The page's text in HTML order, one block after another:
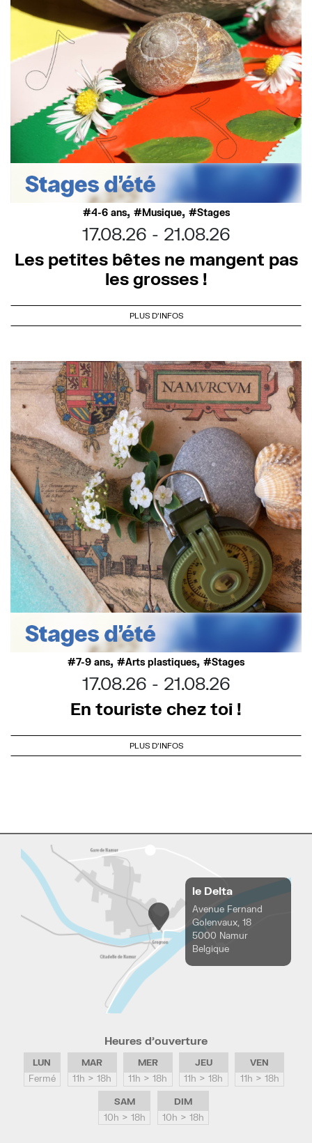
4-6 ans, Musique, Stages
17.08.26
21.08.26
Les petites bêtes ne mangent pas
les grosses !
PLUS D'INFOS
7-9 ans, Arts plastiques, Stages
17.08.26
21.08.26
En touriste chez toi !
PLUS D'INFOS
le Delta
Avenue Fernand
Golenvaux, 18
5000 Namur
Belgique
Heures d’ouverture
LUN
Fermé
MAR
11h > 18h
MER
11h > 18h
JEU
11h > 18h
VEN
11h > 18h
SAM
10h > 18h
DIM
10h > 18h